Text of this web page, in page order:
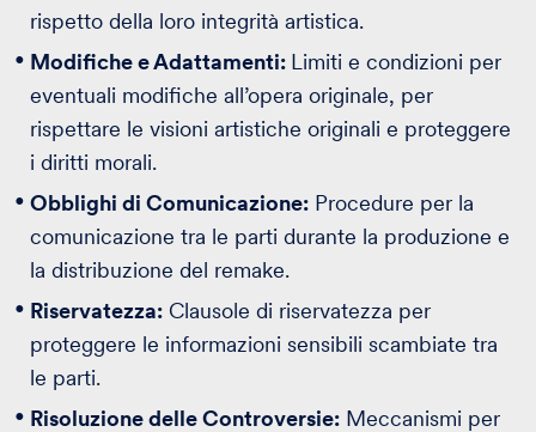
rispetto della loro integrità artistica.
Modifiche e Adattamenti: Limiti e condizioni per
eventuali modifiche all’opera originale, per
rispettare le visioni artistiche originali e proteggere
i diritti morali.
Obblighi di Comunicazione: Procedure per la
comunicazione tra le parti durante la produzione e
la distribuzione del remake.
Riservatezza: Clausole di riservatezza per
proteggere le informazioni sensibili scambiate tra
le parti.
Risoluzione delle Controversie: Meccanismi per